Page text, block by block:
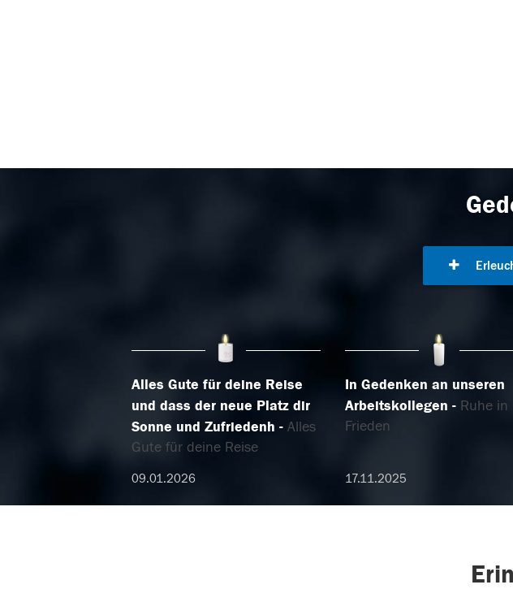
Alles Gute für deine Reise
und dass der neue Platz dir
Sonne und Zufriedenh
Alles
Gute für deine Reise
09.01.2026
In Gedenken an unseren
Arbeitskollegen
Ruhe in
Frieden
17.11.2025